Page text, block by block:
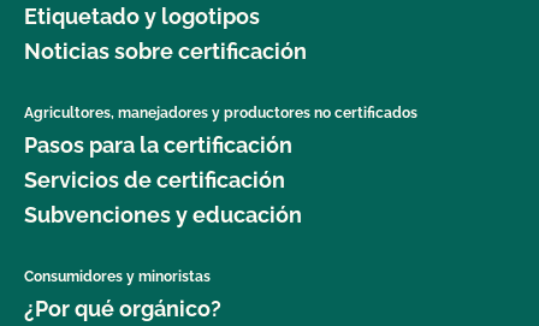
Etiquetado y logotipos
Noticias sobre certificación
Agricultores, manejadores y productores no certificados
Pasos para la certificación
Servicios de certificación
Subvenciones y educación
Consumidores y minoristas
¿Por qué orgánico?